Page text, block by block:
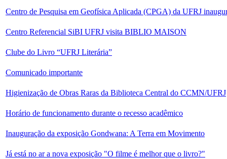
Centro de Pesquisa em Geofísica Aplicada (CPGA) da UFRJ
Centro Referencial SiBI UFRJ visita BIBLIO MAISON
Clube do Livro “UFRJ Literária”
Comunicado importante
Higienização de Obras Raras da Biblioteca Central do CCMN/UFRJ
Horário de funcionamento durante o recesso acadêmico
Inauguração da exposição Gondwana: A Terra em Movimento
Já está no ar a nova exposição "O filme é melhor que o livro?"